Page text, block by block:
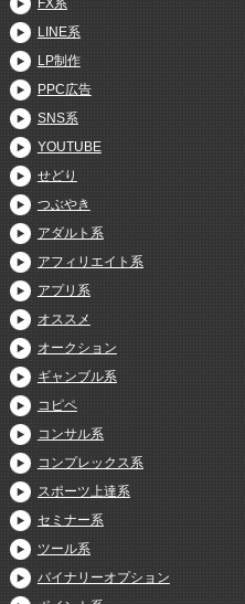
FX系
LINE系
LP制作
PPC広告
SNS系
YOUTUBE
せどり
つぶやき
アダルト系
アフィリエイト系
アプリ系
オススメ
オークション
ギャンブル系
コピペ
コンサル系
コンプレックス系
スポーツ上達系
セミナー系
ツール系
バイナリーオプション